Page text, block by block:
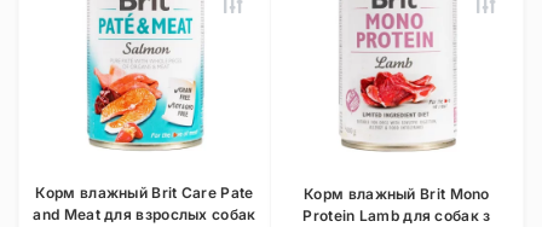
Корм влажный Brit Care Pate
and Meat для взрослых собак
Корм влажный Brit Mono
Protein Lamb для собак з